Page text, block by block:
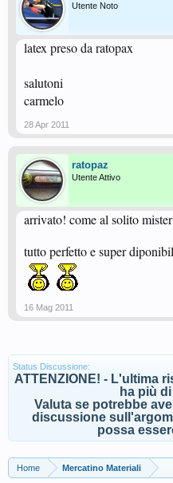
Utente Noto
latex preso da ratopax
salutoni
carmelo
28 Apr 2011
ratopaz
Utente Attivo
arrivato! come al solito
tutto perfetto e super
16 Mag 2011
Status Discussione:
ATTENZIONE! - L'ultima
ha più
Valuta se potrebbe
discussione
possa
Home Mercatino Materiali